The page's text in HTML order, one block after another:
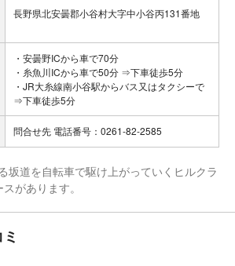
長野県北安曇郡小谷村大字中小谷丙131番地
・安曇野ICから車で70分
・糸魚川ICから車で50分 ⇒下車徒歩5分
・JR大糸線南小谷駅からバス又はタクシーで
⇒下車徒歩5分
問合せ先 電話番号：0261-82-2585
坂道を自転車で駆け上がっていくヒルクラ
があります。